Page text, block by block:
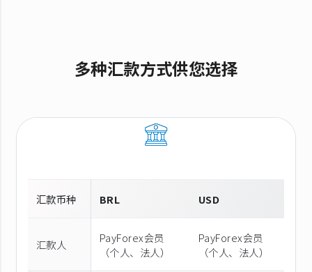
多种汇款方式供您选择
汇款币种 BRL USD
汇款人
PayForex会员
（个人、法人）
PayForex会员
（个人、法人）